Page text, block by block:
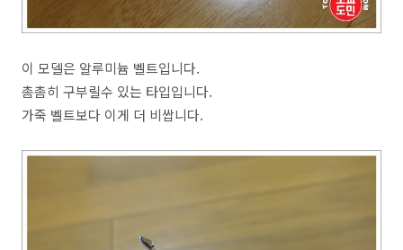
이 모델은 알루미늄 벨트입니다.
촘촘히 구부릴수 있는 타입입니다.
가죽 벨트보다 이게 더 비쌉니다.